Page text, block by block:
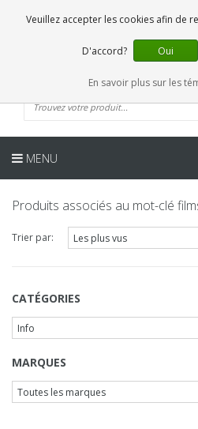
FR
MENU
Produits associés au mot-clé
Trier par:
CATÉGORIES
MARQUES
Veuillez accepter les cookies afin de
D'accord? Oui
En savoir plus sur les